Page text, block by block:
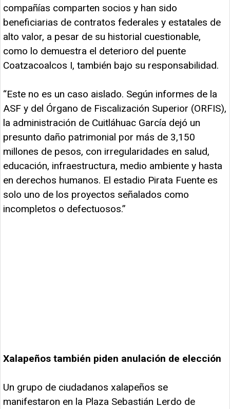
compañías comparten socios y han sido
beneficiarias de contratos federales y estatales de
alto valor, a pesar de su historial cuestionable,
como lo demuestra el deterioro del puente
Coatzacoalcos I, también bajo su responsabilidad.
“Este no es un caso aislado. Según informes de la
ASF y del Órgano de Fiscalización Superior (ORFIS),
la administración de Cuitláhuac García dejó un
presunto daño patrimonial por más de 3,150
millones de pesos, con irregularidades en salud,
educación, infraestructura, medio ambiente y hasta
en derechos humanos. El estadio Pirata Fuente es
solo uno de los proyectos señalados como
incompletos o defectuosos.”
Xalapeños también piden anulación de elección
Un grupo de ciudadanos xalapeños se
manifestaron en la Plaza Sebastián Lerdo de